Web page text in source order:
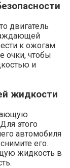
двигатель
к ожогам.
очки, чтобы
и
жидкости
этого
автомобиля
его.
жидкость в